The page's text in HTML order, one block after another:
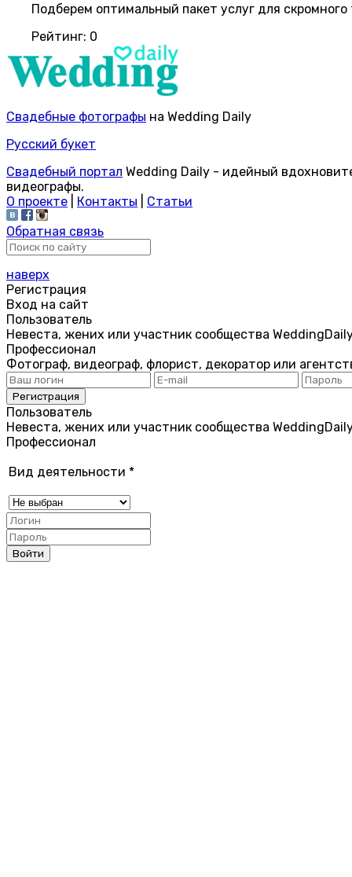
Подберем оптимальный пакет услуг для
Рейтинг: 0
Свадебные фотографы на Wedding Daily
Русский букет
Свадебный портал Wedding Daily - идейный
видеографы.
О проекте
Контакты
Статьи
Обратная связь
наверх
Регистрация
Вход на сайт
Пользователь
Невеста, жених или участник сообщества
Профессионал
Фотограф, видеограф, флорист, декоратор или
Пользователь
Невеста, жених или участник сообщества
Профессионал
Вид деятельности *